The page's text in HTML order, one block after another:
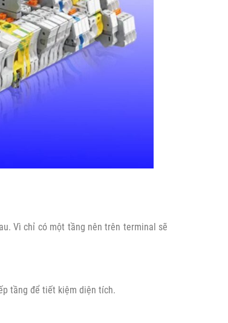
Vì chỉ có một tầng nên trên terminal sẽ
tầng để tiết kiệm diện tích.